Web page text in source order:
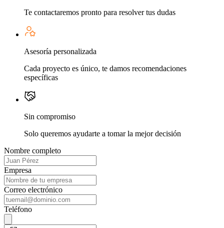
Te contactaremos pronto para resolver tus dudas
Asesoría personalizada
Cada proyecto es único, te damos recomendaciones
específicas
Sin compromiso
Solo queremos ayudarte a tomar la mejor decisión
Nombre completo
Empresa
Correo electrónico
Teléfono